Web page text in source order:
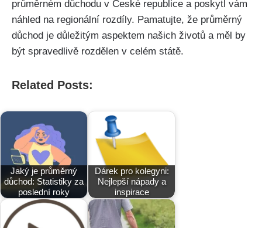
průměrném důchodu v České republice a poskytl vám
náhled na regionální rozdíly. Pamatujte, že průměrný
důchod je důležitým aspektem našich životů a měl by
být spravedlivě rozdělen v celém státě.
Related Posts:
Jaký je průměrný
důchod: Statistiky za
poslední roky
Dárek pro kolegyni:
Nejlepší nápady a
inspirace